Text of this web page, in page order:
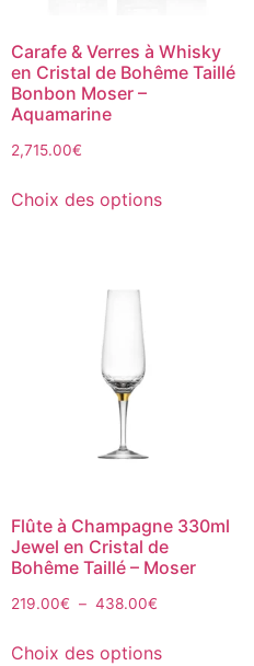
Carafe & Verres à Whisky
en Cristal de Bohême Taillé
Bonbon Moser –
Aquamarine
2,715.00€
Choix des options
Flûte à Champagne 330ml
Jewel en Cristal de
Bohême Taillé – Moser
219.00€ – 438.00€
Choix des options